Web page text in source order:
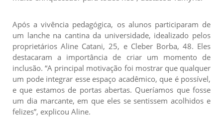
Após a vivência pedagógica, os alunos participaram de
um lanche na cantina da universidade, idealizado pelos
proprietários Aline Catani, 25, e Cleber Borba, 48. Eles
destacaram a importância de criar um momento de
inclusão. “A principal motivação foi mostrar que qualquer
um pode integrar esse espaço acadêmico, que é possível,
e que estamos de portas abertas. Queríamos que fosse
um dia marcante, em que eles se sentissem acolhidos e
felizes”, explicou Aline.